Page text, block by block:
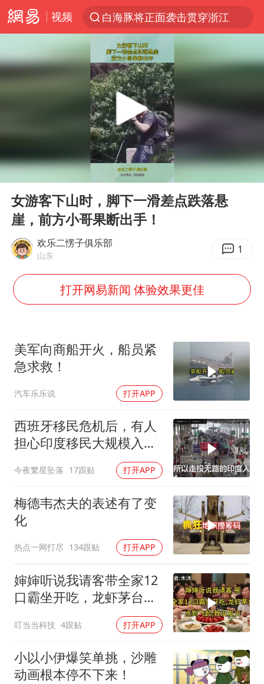
视频
白海豚将正面袭击贯穿浙江
解锁各地夏日限定体验
视频丨中国东方电气集团原党组副书记、董事宋致远被查
女主硬加吻戏短剧已下架
香港宏福苑火灾或由烟头引起
中国父女泰国骑摩托车坠崖1死1伤
浙江台州《告全体市民书》
周末打虎 宋致远被查
郑丽文：台湾从来没有“独立”过
女子网购名牌包发现是自己丢的那只
《给阿嬷的情书》售后来了
万岁山接盘烂尾恒大文旅城
制冰厂工人旺季能月入一万三
习近平心系体育强国建设
Play
00:00 00:15
女游客下山时，脚下一滑差点跌落悬
崖，前方小哥果断出手！
欢乐二愣子俱乐部
山东 1
打开网易新闻 体验效果更佳
美军向商船开火，船员紧
急求救！
汽车乐乐说 打开APP
西班牙移民危机后，有人
担心印度移民大规模入侵
今夜繁星坠落 17跟贴 打开APP
梅德韦杰夫的表述有了变
化
热点一网打尽 134跟贴 打开APP
婶婶听说我请客带全家12
口霸坐开吃，龙虾茅台点
叮当当科技 4跟贴 打开APP
小以小伊爆笑单挑，沙雕
动画根本停不下来！